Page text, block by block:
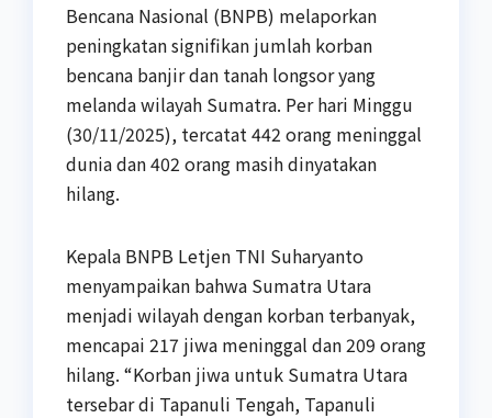
Bencana Nasional (BNPB) melaporkan
peningkatan signifikan jumlah korban
bencana banjir dan tanah longsor yang
melanda wilayah Sumatra. Per hari Minggu
(30/11/2025), tercatat 442 orang meninggal
dunia dan 402 orang masih dinyatakan
hilang.
Kepala BNPB Letjen TNI Suharyanto
menyampaikan bahwa Sumatra Utara
menjadi wilayah dengan korban terbanyak,
mencapai 217 jiwa meninggal dan 209 orang
hilang. “Korban jiwa untuk Sumatra Utara
tersebar di Tapanuli Tengah, Tapanuli